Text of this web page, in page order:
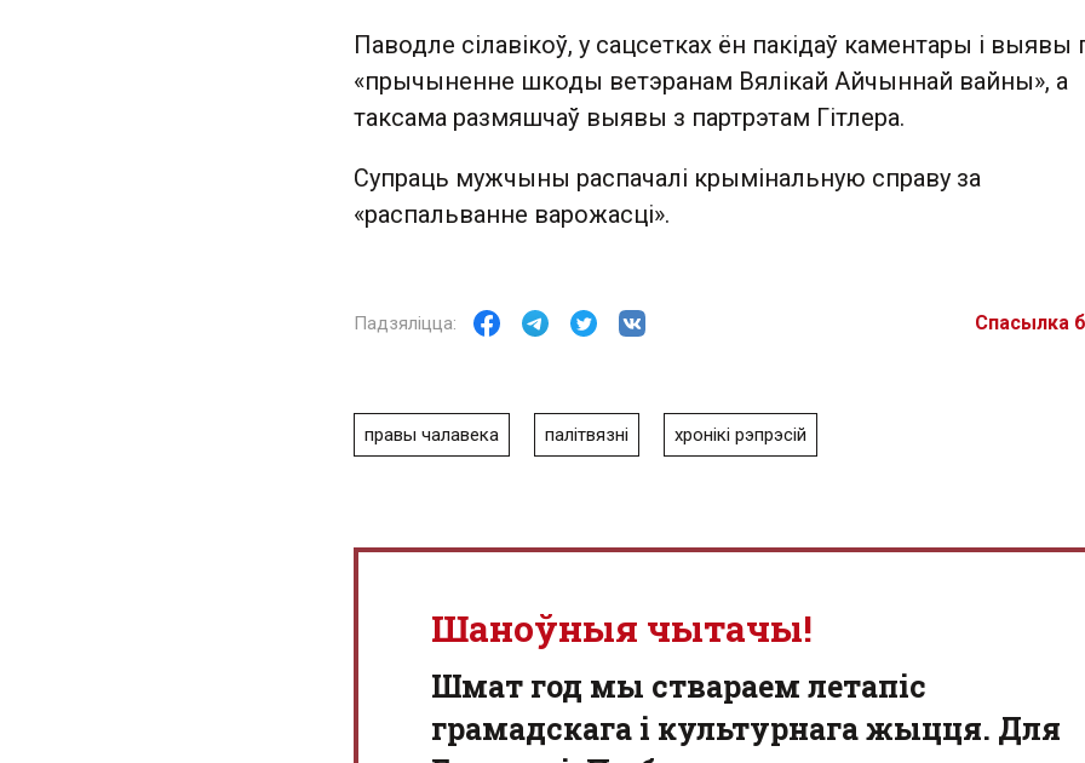
Паводле сілавікоў, у сацсетках ён пакідаў каментары і выявы
«прычыненне шкоды ветэранам Вялікай Айчыннай вайны», а
таксама размяшчаў выявы з партрэтам Гітлера.
Супраць мужчыны распачалі крымінальную справу за
«распальванне варожасці».
Спасылка
правы чалавека палітвязні хронікі рэпрэсій
Шаноўныя чытачы!
Шмат год мы ствараем летапіс
грамадскага і культурнага жыцця. Для